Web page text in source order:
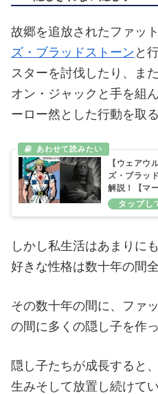
故郷を追放されたファッ
ズ・ブラッドストーン と
スターを討伐したり、ま
オン・ジャックと手を組
ーロー然とした行動を取
【ウェアウ
ズ・ブラッ
解説！【マ
しかし私生活はあまりに
好きな性格は数十年の間
その数十年の間に、ファ
の間に多くの隠し子を作っ
隠し子たちが成長すると
生みそして放置し続けて